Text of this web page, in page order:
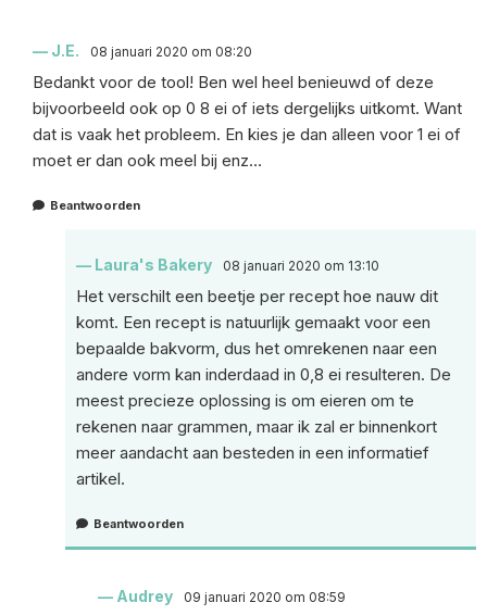
J.E. 08 januari 2020 om 08:20
Bedankt voor de tool! Ben wel heel benieuwd of deze
bijvoorbeeld ook op 0 8 ei of iets dergelijks uitkomt. Want
dat is vaak het probleem. En kies je dan alleen voor 1 ei of
moet er dan ook meel bij enz…
Beantwoorden
Laura's Bakery 08 januari 2020 om 13:10
Het verschilt een beetje per recept hoe nauw dit
komt. Een recept is natuurlijk gemaakt voor een
bepaalde bakvorm, dus het omrekenen naar een
andere vorm kan inderdaad in 0,8 ei resulteren. De
meest precieze oplossing is om eieren om te
rekenen naar grammen, maar ik zal er binnenkort
meer aandacht aan besteden in een informatief
artikel.
Beantwoorden
Audrey 09 januari 2020 om 08:59